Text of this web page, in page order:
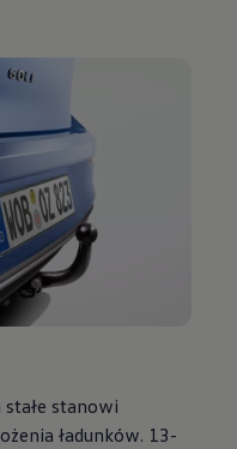
stanowi
ładunków. 13-